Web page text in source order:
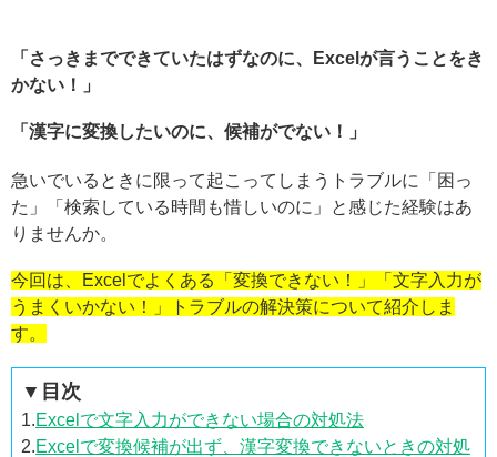
「さっきまでできていたはずなのに、Excelが言うことをき
かない！」
「漢字に変換したいのに、候補がでない！」
急いでいるときに限って起こってしまうトラブルに「困っ
た」「検索している時間も惜しいのに」と感じた経験はあ
りませんか。
今回は、Excelでよくある「変換できない！」「文字入力が
うまくいかない！」トラブルの解決策について紹介しま
す。
▼目次
1.Excelで文字入力ができない場合の対処法
2.Excelで変換候補が出ず、漢字変換できないときの対処